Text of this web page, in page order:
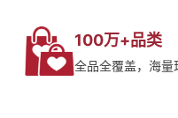
100万+品类
全品全覆盖，海量